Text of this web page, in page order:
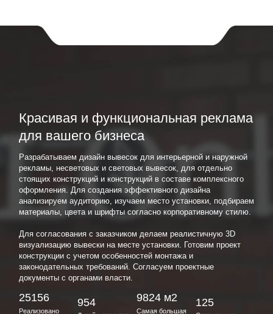
Красивая и функциональная реклама
для вашего бизнеса
Разрабатываем дизайн вывесок для интерьерной и наружной
рекламы, несветовых и световых вывесок, для отдельно
стоящих конструкций и конструкций в составе комплексного
оформления. Для создания эффективного дизайна
анализируем аудиторию, изучаем место установки, подбираем
материалы, цвета и шрифты согласно корпоративному стилю.
Для согласования с заказчиком делаем реалистичную 3D
визуализацию вывески на месте установки. Готовим проект
конструкции с учетом особенностей монтажа и
законодательных требований. Согласуем проектные
документы с органами власти.
25156
Реализовано
954 9824 м2
Самая большая
125